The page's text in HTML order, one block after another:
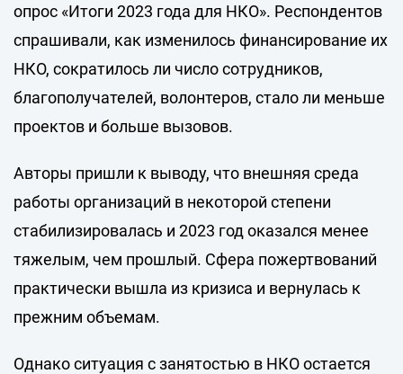
опрос «Итоги 2023 года для НКО». Респондентов
спрашивали, как изменилось финансирование их
НКО, сократилось ли число сотрудников,
благополучателей, волонтеров, стало ли меньше
проектов и больше вызовов.
Авторы пришли к выводу, что внешняя среда
работы организаций в некоторой степени
стабилизировалась и 2023 год оказался менее
тяжелым, чем прошлый. Сфера пожертвований
практически вышла из кризиса и вернулась к
прежним объемам.
Однако ситуация с занятостью в НКО остается